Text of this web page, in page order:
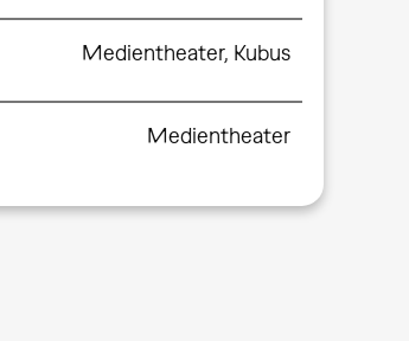
Medientheater, Kubus
Medientheater